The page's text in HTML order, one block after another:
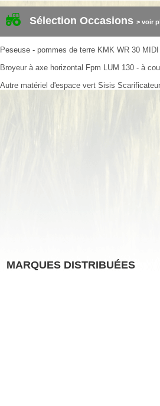
Sélection Occasions > voir
Peseuse - pommes de terre KMK WR 30 MIDI
Broyeur à axe horizontal Fpm LUM 130 - à
Autre matériel d'espace vert Sisis Scarificateur
MARQUES DISTRIBUÉES